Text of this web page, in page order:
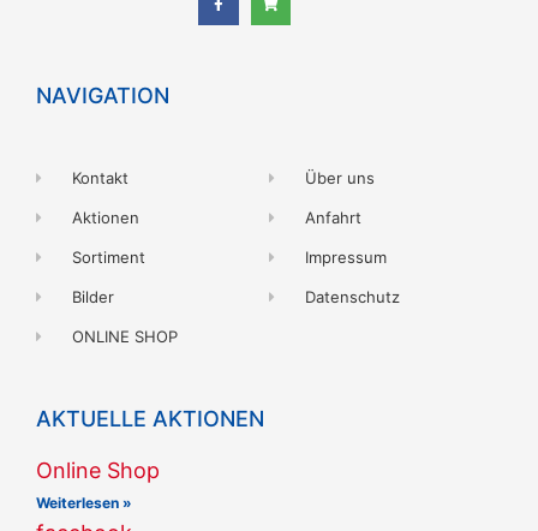
NAVIGATION
Kontakt
Aktionen
Sortiment
Bilder
ONLINE SHOP
Über uns
Anfahrt
Impressum
Datenschutz
AKTUELLE AKTIONEN
Online Shop
Weiterlesen »